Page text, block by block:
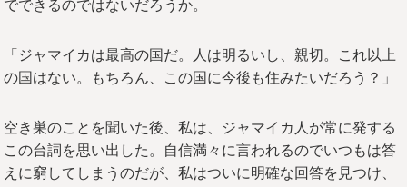
でできるのではないだろうか。
「ジャマイカは最高の国だ。人は明るいし、親切。これ以上
の国はない。もちろん、この国に今後も住みたいだろう？」
空き巣のことを聞いた後、私は、ジャマイカ人が常に発する
この台詞を思い出した。自信満々に言われるのでいつもは答
えに窮してしまうのだが、私はついに明確な回答を見つけ、